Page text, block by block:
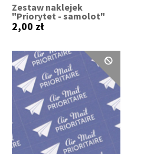
Zestaw naklejek
"Priorytet - samolot"
2,00 zł